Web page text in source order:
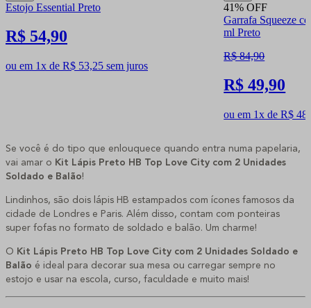
Estojo Essential Preto
R$ 54,90
ou em 1x de R$ 53,25 sem juros
41% OFF
Garrafa Squeeze
ml Preto
R$ 84,90
R$ 49,90
ou em 1x de R$
Se você é do tipo que enlouquece quando entra numa papelaria,
vai amar o Kit Lápis Preto HB Top Love City com 2 Unidades
Soldado e Balão!
Lindinhos, são dois lápis HB estampados com ícones famosos da
cidade de Londres e Paris. Além disso, contam com ponteiras
super fofas no formato de soldado e balão. Um charme!
O Kit Lápis Preto HB Top Love City com 2 Unidades Soldado e
Balão é ideal para decorar sua mesa ou carregar sempre no
estojo e usar na escola, curso, faculdade e muito mais!